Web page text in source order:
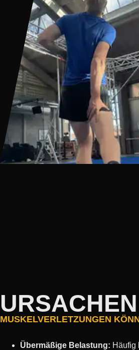
URSACHEN
MUSKELVERLETZUNGEN
Übermäßige Belastung: Häufig